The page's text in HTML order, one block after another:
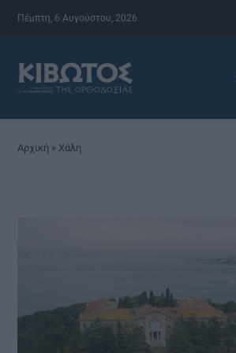
Πέμπτη, 6 Αυγούστου, 2026
Αρχική » Χάλη